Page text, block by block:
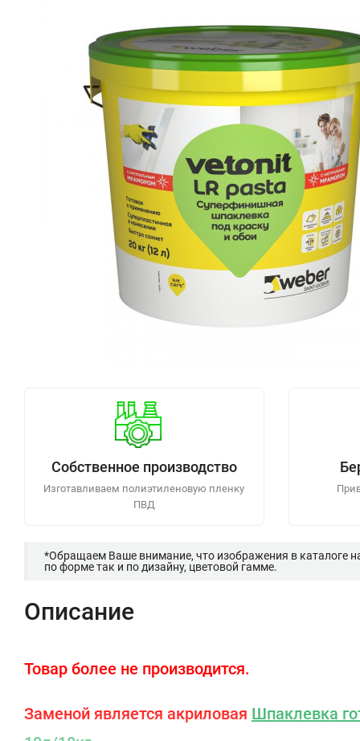
Собственное производство
Изготавливаем полиэтиленовую пленку
ПВД
*Обращаем Ваше внимание, что изображения в каталоге
по форме так и по дизайну, цветовой гамме.
Описание
Товар более не производится.
Заменой является акриловая Шпаклевка